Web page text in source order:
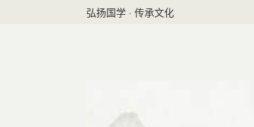
弘扬国学 · 传承文化